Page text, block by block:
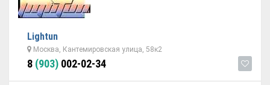
Lightun
Москва, Кантемировская улица, 58к2
8 (903) 002-02-34